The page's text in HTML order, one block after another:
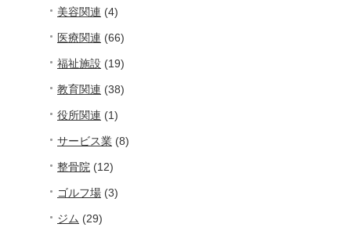
美容関連 (4)
医療関連 (66)
福祉施設 (19)
教育関連 (38)
役所関連 (1)
サービス業 (8)
整骨院 (12)
ゴルフ場 (3)
ジム (29)